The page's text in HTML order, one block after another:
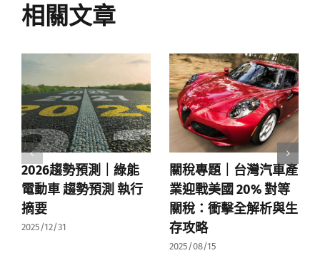
相關文章
2026趨勢預測｜綠能
電動車 趨勢預測 執行
摘要
2025/12/31
關稅專題｜台灣汽車產
業迎戰美國 20% 對等
關稅：衝擊全解析與生
存攻略
2025/08/15